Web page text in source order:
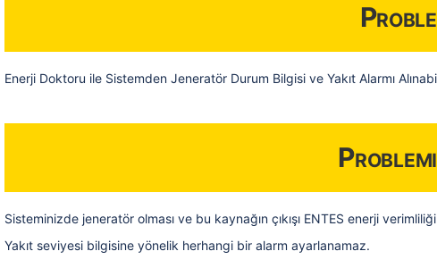
Enerji Doktoru ile Sistemden Jeneratör Durum Bilgisi ve Yakıt Alarmı
Sisteminizde jeneratör olması ve bu kaynağın çıkışı ENTES enerji
Yakıt seviyesi bilgisine yönelik herhangi bir alarm ayarlanamaz.